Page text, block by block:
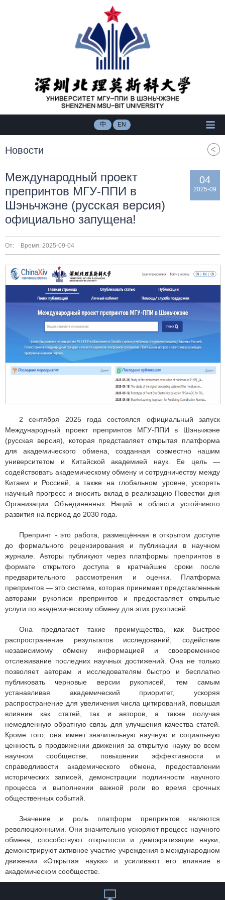
中 EN
Новости
Международный проект
препринтов МГУ-ППИ в
Шэньчжэне (русская версия)
официально запущена!
04
2025-09
От: Время: 2025-09-04
2 сентября 2025 года состоялся официальный запуск
Международный проект препринтов МГУ-ППИ в Шэньчжэне
(русская версия), которая представляет открытая платформа
для академического обмена, созданная совместно нашим
университетом и Китайской академией наук. Ее цель —
содействовать академическому обмену и сотрудничеству между
Китаем и Россией, а также на глобальном уровне, ускорять
научный прогресс и вносить вклад в реализацию Повестки дня
Организации Объединенных Наций в области устойчивого
развития на период до 2030 года.
Препринт - это работа, размещённая в открытом доступе
до формального рецензирования и публикации в научном
журнале. Авторы публикуют через платформы препринтов в
формате открытого доступа в кратчайшие сроки после
предварительного рассмотрения и оценки. Платформа
препринтов — это система, которая принимает представленные
авторами рукописи препринтов и предоставляет открытые
услуги по академическому обмену для этих рукописей.
Она предлагает такие преимущества, как быстрое
распространение результатов исследований, содействие
независимому обмену информацией и своевременное
отслеживание последних научных достижений. Она не только
позволяет авторам и исследователям быстро и бесплатно
публиковать черновые версии рукописей, тем самым
устанавливая академический приоритет, ускоряя
распространение для увеличения числа цитирований, повышая
влияние как статей, так и авторов, а также получая
немедленную обратную связь для улучшения качества статей.
Кроме того, она имеет значительную научную и социальную
ценность в продвижении движения за открытую науку во всем
научном сообществе, повышении эффективности и
справедливости академического обмена, предоставлении
исторических записей, демонстрации подлинности научного
процесса и выполнении важной роли во время срочных
общественных событий.
Значение и роль платформ препринтов являются
революционными. Они значительно ускоряют процесс научного
обмена, способствуют открытости и демократизации науки,
демонстрируют активное участие учреждения в международном
движении «Открытая наука» и усиливают его влияние в
академическом сообществе.